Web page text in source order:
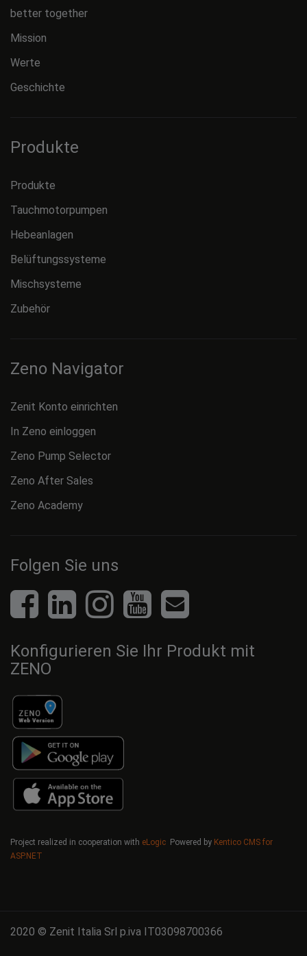
better together
Mission
Werte
Geschichte
Produkte
Produkte
Tauchmotorpumpen
Hebeanlagen
Belüftungssysteme
Mischsysteme
Zubehör
Zeno Navigator
Zenit Konto einrichten
In Zeno einloggen
Zeno Pump Selector
Zeno After Sales
Zeno Academy
Folgen Sie uns
Konfigurieren Sie Ihr Produkt mit
ZENO
Project realized in cooperation with eLogic Powered by Kentico CMS for
ASP.NET
2020 © Zenit Italia Srl p.iva IT03098700366